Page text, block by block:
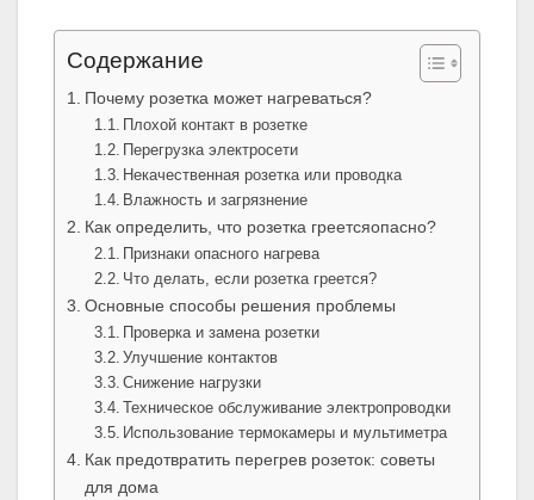
Содержание
Почему розетка может нагреваться?
Плохой контакт в розетке
Перегрузка электросети
Некачественная розетка или проводка
Влажность и загрязнение
Как определить, что розетка греетсяопасно?
Признаки опасного нагрева
Что делать, если розетка греется?
Основные способы решения проблемы
Проверка и замена розетки
Улучшение контактов
Снижение нагрузки
Техническое обслуживание электропроводки
Использование термокамеры и мультиметра
Как предотвратить перегрев розеток: советы
для дома